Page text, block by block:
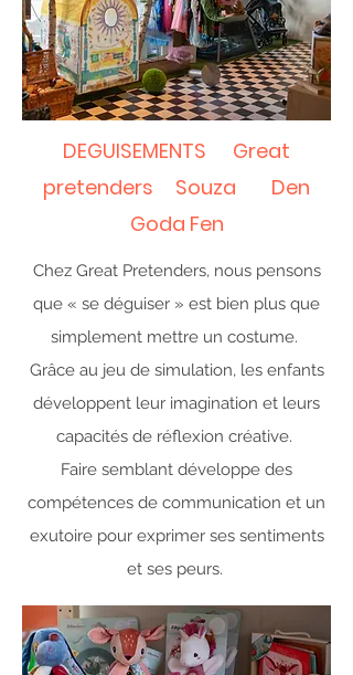
DEGUISEMENTS Great
pretenders Souza Den
Goda Fen
Chez Great Pretenders, nous pensons
que « se déguiser » est bien plus que
simplement mettre un costume.
Grâce au jeu de simulation, les enfants
développent leur imagination et leurs
capacités de réflexion créative.
Faire semblant développe des
compétences de communication et un
exutoire pour exprimer ses sentiments
et ses peurs.